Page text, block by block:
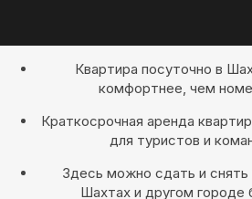
Квартира посуточно в
комфортнее, чем
Краткосрочная аренда
для туристов и
Здесь можно сдать и снять
Шахтах и другом городе